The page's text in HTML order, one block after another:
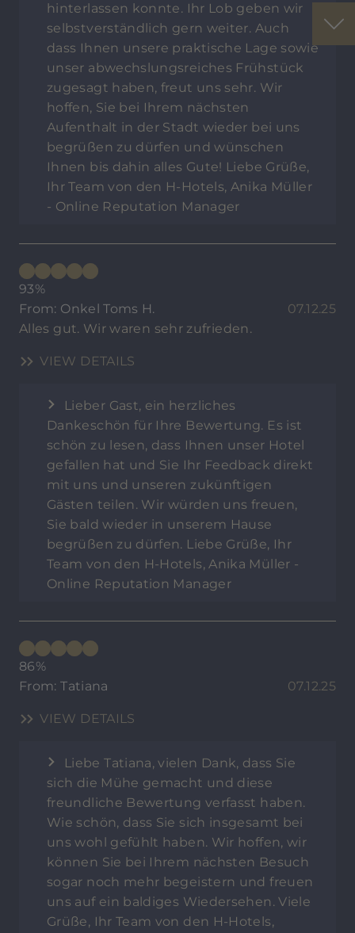
hinterlassen konnte. Ihr Lob geben wir
selbstverständlich gern weiter. Auch
dass Ihnen unsere praktische Lage sowie
unser abwechslungsreiches Frühstück
zugesagt haben, freut uns sehr. Wir
hoffen, Sie bei Ihrem nächsten
Aufenthalt in der Stadt wieder bei uns
begrüßen zu dürfen und wünschen
Ihnen bis dahin alles Gute! Liebe Grüße,
Ihr Team von den H-Hotels, Anika Müller
- Online Reputation Manager
93%
From: Onkel Toms H.
07.12.25
Alles gut. Wir waren sehr zufrieden.
VIEW DETAILS
Lieber Gast, ein herzliches
Dankeschön für Ihre Bewertung. Es ist
schön zu lesen, dass Ihnen unser Hotel
gefallen hat und Sie Ihr Feedback direkt
mit uns und unseren zukünftigen
Gästen teilen. Wir würden uns freuen,
Sie bald wieder in unserem Hause
begrüßen zu dürfen. Liebe Grüße, Ihr
Team von den H-Hotels, Anika Müller -
Online Reputation Manager
86%
From: Tatiana
07.12.25
VIEW DETAILS
Liebe Tatiana, vielen Dank, dass Sie
sich die Mühe gemacht und diese
freundliche Bewertung verfasst haben.
Wie schön, dass Sie sich insgesamt bei
uns wohl gefühlt haben. Wir hoffen, wir
können Sie bei Ihrem nächsten Besuch
sogar noch mehr begeistern und freuen
uns auf ein baldiges Wiedersehen. Viele
Grüße, Ihr Team von den H-Hotels,